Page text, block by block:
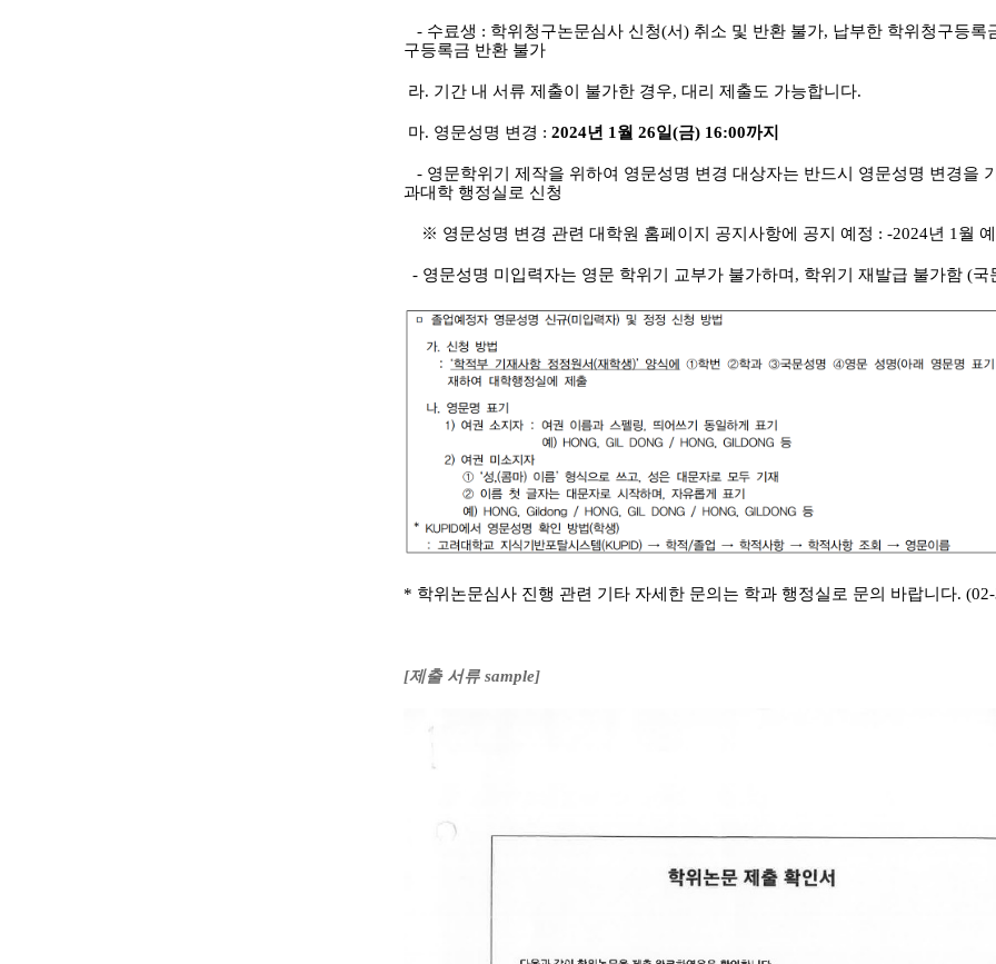
- 수료생 : 학위청구논문심사 신청(서) 취소 및 반환 불가, 납부한 학위청구등록
구등록금 반환 불가
라. 기간 내 서류 제출이 불가한 경우, 대리 제출도 가능합니다.
마. 영문성명 변경 : 2024년 1월 26일(금) 16:00까지
- 영문학위기 제작을 위하여 영문성명 변경 대상자는 반드시 영문성명 변경을
과대학 행정실로 신청
※ 영문성명 변경 관련 대학원 홈페이지 공지사항에 공지 예정 : -2024년 1월
- 영문성명 미입력자는 영문 학위기 교부가 불가하며, 학위기 재발급 불가함 (국
* 학위논문심사 진행 관련 기타 자세한 문의는 학과 행정실로 문의 바랍니다.
[제출 서류 sample]